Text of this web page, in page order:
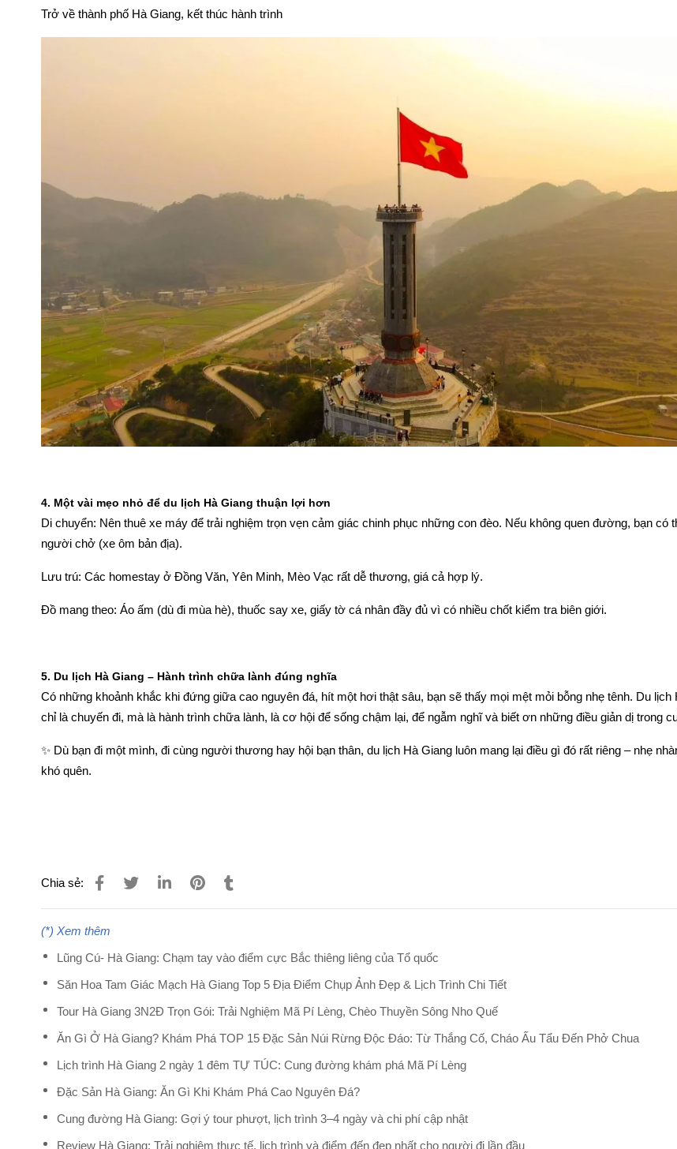
Trở về thành phố Hà Giang, kết thúc hành trình
4. Một vài mẹo nhỏ để du lịch Hà Giang thuận lợi hơn
Di chuyển: Nên thuê xe máy để trải nghiệm trọn vẹn cảm giác chinh phục những con đèo. Nếu không quen đường, bạn có
người chở (xe ôm bản địa).
Lưu trú: Các homestay ở Đồng Văn, Yên Minh, Mèo Vạc rất dễ thương, giá cả hợp lý.
Đồ mang theo: Áo ấm (dù đi mùa hè), thuốc say xe, giấy tờ cá nhân đầy đủ vì có nhiều chốt kiểm tra biên giới.
5. Du lịch Hà Giang – Hành trình chữa lành đúng nghĩa
Có những khoảnh khắc khi đứng giữa cao nguyên đá, hít một hơi thật sâu, bạn sẽ thấy mọi mệt mỏi bỗng nhẹ tênh. Du lịch
chỉ là chuyến đi, mà là hành trình chữa lành, là cơ hội để sống chậm lại, để ngẫm nghĩ và biết ơn những điều giản dị trong
✨ Dù bạn đi một mình, đi cùng người thương hay hội bạn thân, du lịch Hà Giang luôn mang lại điều gì đó rất riêng – nhẹ
khó quên.
Chia sẻ:
(*) Xem thêm
Lũng Cú- Hà Giang: Chạm tay vào điểm cực Bắc thiêng liêng của Tổ quốc
Săn Hoa Tam Giác Mạch Hà Giang Top 5 Địa Điểm Chụp Ảnh Đẹp & Lịch Trình Chi Tiết
Tour Hà Giang 3N2Đ Trọn Gói: Trải Nghiệm Mã Pí Lèng, Chèo Thuyền Sông Nho Quế
Ăn Gì Ở Hà Giang? Khám Phá TOP 15 Đặc Sản Núi Rừng Độc Đáo: Từ Thắng Cố, Cháo Ấu Tẩu Đến Phở Chua
Lịch trình Hà Giang 2 ngày 1 đêm TỰ TÚC: Cung đường khám phá Mã Pí Lèng
Đặc Sản Hà Giang: Ăn Gì Khi Khám Phá Cao Nguyên Đá?
Cung đường Hà Giang: Gợi ý tour phượt, lịch trình 3–4 ngày và chi phí cập nhật
Review Hà Giang: Trải nghiệm thực tế, lịch trình và điểm đến đẹp nhất cho người đi lần đầu